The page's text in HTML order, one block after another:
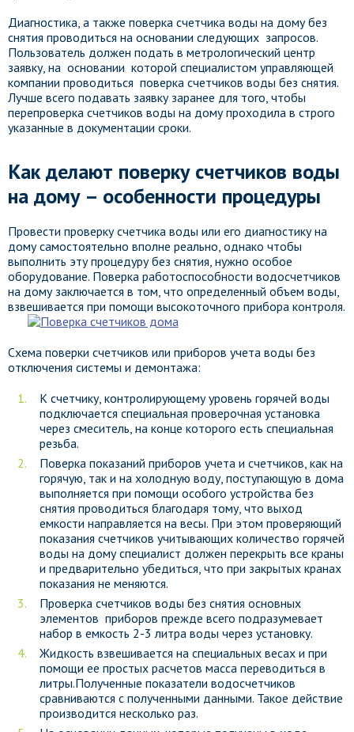
Диагностика, а также поверка счетчика воды на дому без
снятия проводиться на основании следующих запросов.
Пользователь должен подать в метрологический центр
заявку, на основании которой специалистом управляющей
компании проводиться поверка счетчиков воды без снятия.
Лучше всего подавать заявку заранее для того, чтобы
перепроверка счетчиков воды на дому проходила в строго
указанные в документации сроки.
Как делают поверку счетчиков воды
на дому – особенности процедуры
Провести проверку счетчика воды или его диагностику на
дому самостоятельно вполне реально, однако чтобы
выполнить эту процедуру без снятия, нужно особое
оборудование. Поверка работоспособности водосчетчиков
на дому заключается в том, что определенный объем воды,
взвешивается при помощи высокоточного прибора контроля.
Схема поверки счетчиков или приборов учета воды без
отключения системы и демонтажа:
К счетчику, контролирующему уровень горячей воды
подключается специальная проверочная установка
через смеситель, на конце которого есть специальная
резьба.
Поверка показаний приборов учета и счетчиков, как на
горячую, так и на холодную воду, поступающую в дома
выполняется при помощи особого устройства без
снятия проводиться благодаря тому, что выход
емкости направляется на весы. При этом проверяющий
показания счетчиков учитывающих количество горячей
воды на дому специалист должен перекрыть все краны
и предварительно убедиться, что при закрытых кранах
показания не меняются.
Проверка счетчиков воды без снятия основных
элементов приборов прежде всего подразумевает
набор в емкость 2-3 литра воды через установку.
Жидкость взвешивается на специальных весах и при
помощи ее простых расчетов масса переводиться в
литры.Полученные показатели водосчетчиков
сравниваются с полученными данными. Такое действие
производится несколько раз.